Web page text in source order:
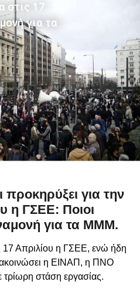
στις 17
για τα
προκηρύξει για την
η ΓΣΕΕ: Ποιοι
για τα ΜΜΜ.
17 Απριλίου η ΓΣΕΕ, ενώ ήδη
η ΕΙΝΑΠ, η ΠΝΟ
στάση εργασίας.